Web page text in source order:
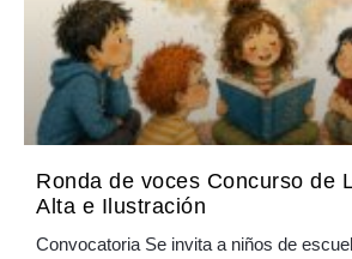
Ronda de voces Concurso de
Alta e Ilustración
Convocatoria Se invita a niños de